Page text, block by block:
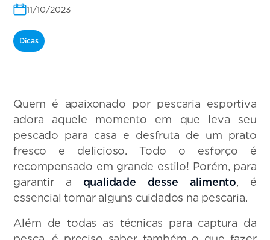
11/10/2023
Dicas
Quem é apaixonado por pescaria esportiva
adora aquele momento em que leva seu
pescado para casa e desfruta de um prato
fresco e delicioso. Todo o esforço é
recompensado em grande estilo! Porém, para
garantir a qualidade desse alimento, é
essencial tomar alguns cuidados na pescaria.
Além de todas as técnicas para captura da